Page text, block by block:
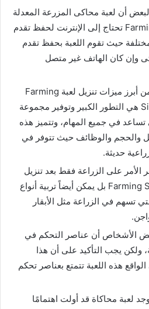
أن لعبة محاكى المزرعة المعدلة
Farming Simulator 20 Apk تحتاج إلى الإنترنت لحفظ تقدم
حيث تقوم اللعبة بحفظ تقدم
وإن كان الهاتف غير متصل
الآلات الزراعية: واحدة من أبرز ميزات تنزيل لعبة Farming
Simulator 20 Mod Apk هي التطور الكبير وتوفير مجموعة
تساعد في جميع المهام، وتتميز هذه
والحجم والوظائف حيث تتوفر في
الأمر على الزراعة فقط بعد تنزيل
لعبة Farming Simulator 20 Apk بل يمكن أيضاً تربية أنواع
تسهم في الزراعة مثل الأبقار
الأشخاص أن عناصر التحكم في
ولكن يجب التأكيد على أن هذا
هذه اللعبة تتمتع بعناصر تحكم
لعبة محاكاة قد أولت اهتمامًا